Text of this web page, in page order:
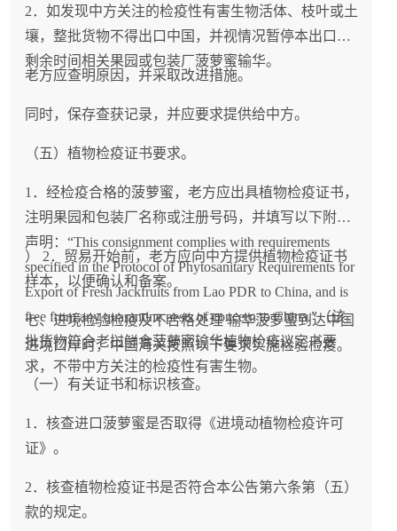
2．如发现中方关注的检疫性有害生物活体、枝叶或土
壤，整批货物不得出口中国，并视情况暂停本出口季
剩余时间相关果园或包装厂菠萝蜜输华。
老方应查明原因，并采取改进措施。
同时，保存查获记录，并应要求提供给中方。
（五）植物检疫证书要求。
1．经检疫合格的菠萝蜜，老方应出具植物检疫证书，
注明果园和包装厂名称或注册号码，并填写以下附加
声明：“This consignment complies with requirements
specified in the Protocol of Phytosanitary Requirements for
Export of Fresh Jackfruits from Lao PDR to China, and is
free from any quarantine pests of concern to China.”（该
批货物符合老挝鲜食菠萝蜜输华植物检疫议定书要
求，不带中方关注的检疫性有害生物。
） 2．贸易开始前，老方应向中方提供植物检疫证书
样本，以便确认和备案。
七、进境检验检疫及不合格处理 输华菠萝蜜到达中国
进境口岸时，中国海关按照以下要求实施检验检疫。
（一）有关证书和标识核查。
1．核查进口菠萝蜜是否取得《进境动植物检疫许可
证》。
2．核查植物检疫证书是否符合本公告第六条第（五）
款的规定。